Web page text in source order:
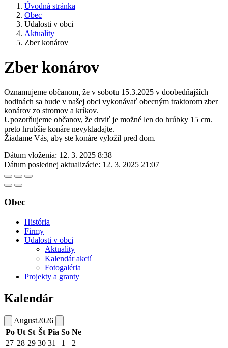
Úvodná stránka
Obec
Udalosti v obci
Aktuality
Zber konárov
Zber konárov
Oznamujeme občanom, že v sobotu 15.3.2025 v doobedňajších
hodinách sa bude v našej obci vykonávať obecným traktorom zber
konárov zo stromov a kríkov.
Upozorňujeme občanov, že drviť je možné len do hrúbky 15 cm.
preto hrubšie konáre nevykladajte.
Žiadame Vás, aby ste konáre vyložil pred dom.
Dátum vloženia: 12. 3. 2025 8:38
Dátum poslednej aktualizácie: 12. 3. 2025 21:07
Obec
História
Firmy
Udalosti v obci
Aktuality
Kalendár akcií
Fotogaléria
Projekty a granty
Kalendár
August2026
Po Ut St Št Pia So Ne
27 28 29 30 31 1
2